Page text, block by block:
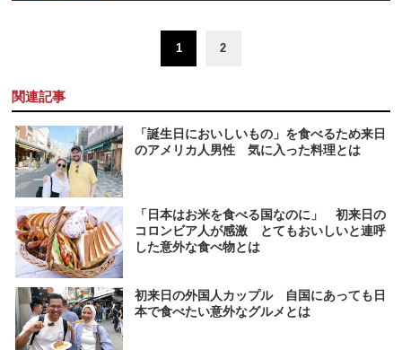
1 2
関連記事
「誕生日においしいもの」を食べるため来日
のアメリカ人男性 気に入った料理とは
「日本はお米を食べる国なのに」 初来日の
コロンビア人が感激 とてもおいしいと連呼
した意外な食べ物とは
初来日の外国人カップル 自国にあっても日
本で食べたい意外なグルメとは